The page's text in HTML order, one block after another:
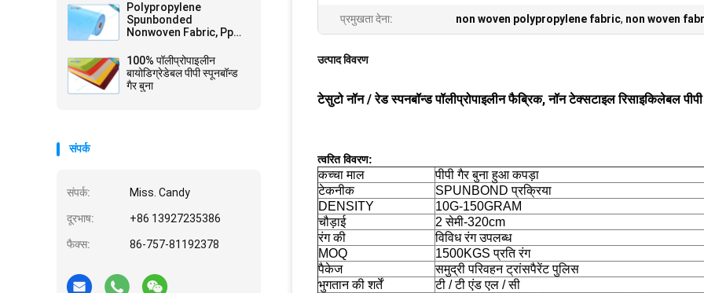
Polypropylene
Spunbonded
Nonwoven Fabric, Pp
Nonwoven Spunbond
100% पॉलीप्रोपाइलीन
बायोडिग्रेडेबल पीपी स्पूनबॉन्ड
गैर बुना
संपर्क
संपर्क: Miss. Candy
दूरभाष: +86 13927235386
फैक्स: 86-757-81192378
प्रमुखता देना: non woven polypropylene fabric, non woven
उत्पाद विवरण
टेसुटो नॉन / रेड स्पनबॉन्ड पॉलीप्रोपाइलीन फैब्रिक, नॉन टेक्सटाइल रिसाइकिलेबल
त्वरित विवरण:
कच्चा माल
पीपी गैर बुना हुआ कपड़ा
टेकनीक
SPUNBOND प्रक्रिया
DENSITY
10G-150GRAM
चौड़ाई
2 सेमी-320cm
रंग की
विविध रंग उपलब्ध
MOQ
1500KGS प्रति रंग
पैकेज
समुद्री परिवहन ट्रांसपैरेंट पुलिस
भुगतान की शर्तें
टी / टी एंड एल / सी